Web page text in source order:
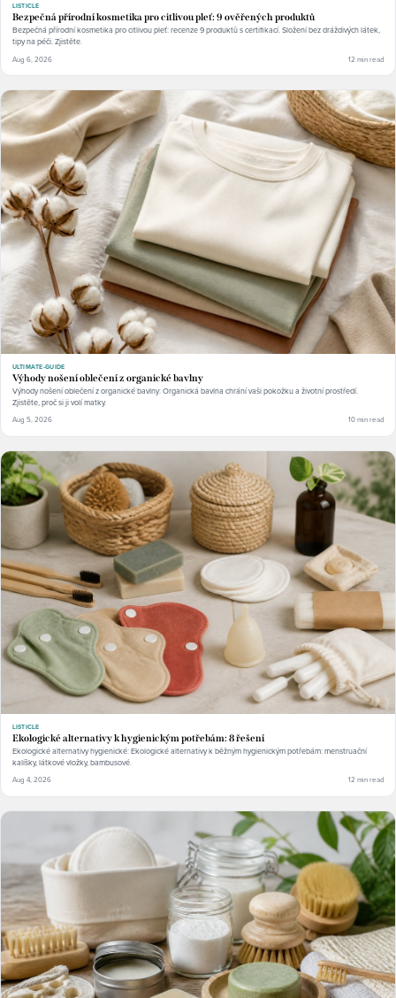
LISTICLE
Bezpečná přírodní kosmetika pro citlivou pleť: 9 ověřených produktů
Bezpečná přírodní kosmetika pro citlivou pleť: recenze 9 produktů s certifikací. Složení bez dráždivých látek,
tipy na péči. Zjistěte.
Aug 6, 2026 12 min read
ULTIMATE-GUIDE
Výhody nošení oblečení z organické bavlny
Výhody nošení oblečení z organické bavlny: Organická bavlna chrání vaši pokožku a životní prostředí.
Zjistěte, proč si ji volí matky.
Aug 5, 2026 10 min read
LISTICLE
Ekologické alternativy k hygienickým potřebám: 8 řešení
Ekologické alternativy hygienické: Ekologické alternativy k běžným hygienickým potřebám: menstruační
kalíšky, látkové vložky, bambusové.
Aug 4, 2026 12 min read